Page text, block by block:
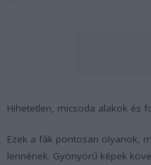
Hihetetlen, micsoda alakok és
Ezek a fák pontosan olyanok,
lennének. Gyönyörű képek